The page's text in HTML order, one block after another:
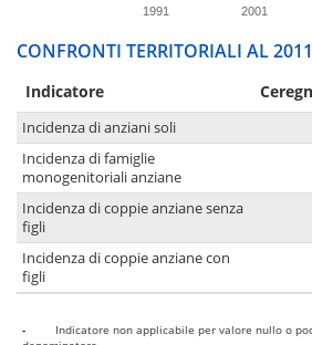
1991 2001
CONFRONTI TERRITORIALI AL 2011
Indicatore
Incidenza di anziani soli
Incidenza di famiglie
monogenitoriali anziane
Incidenza di coppie anziane senza
figli
Incidenza di coppie anziane con
figli
-
Indicatore non applicabile per valore nullo o